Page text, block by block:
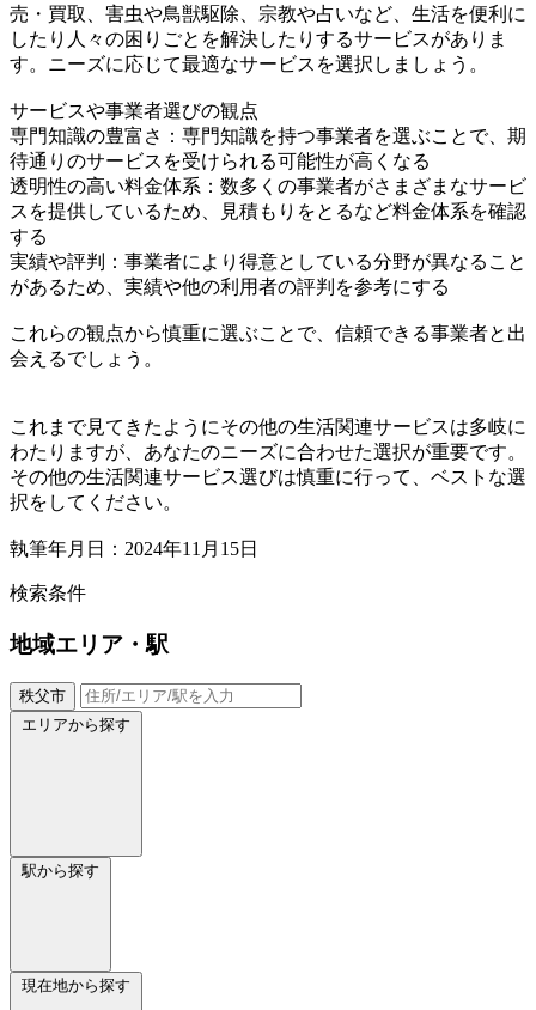
売・買取、害虫や鳥獣駆除、宗教や占いなど、生活を便利に
したり人々の困りごとを解決したりするサービスがありま
す。ニーズに応じて最適なサービスを選択しましょう。
サービスや事業者選びの観点
専門知識の豊富さ：専門知識を持つ事業者を選ぶことで、期
待通りのサービスを受けられる可能性が高くなる
透明性の高い料金体系：数多くの事業者がさまざまなサービ
スを提供しているため、見積もりをとるなど料金体系を確認
する
実績や評判：事業者により得意としている分野が異なること
があるため、実績や他の利用者の評判を参考にする
これらの観点から慎重に選ぶことで、信頼できる事業者と出
会えるでしょう。
これまで見てきたようにその他の生活関連サービスは多岐に
わたりますが、あなたのニーズに合わせた選択が重要です。
その他の生活関連サービス選びは慎重に行って、ベストな選
択をしてください。
執筆年月日：2024年11月15日
検索条件
地域エリア・駅
秩父市
エリアから探す
駅から探す
現在地から探す